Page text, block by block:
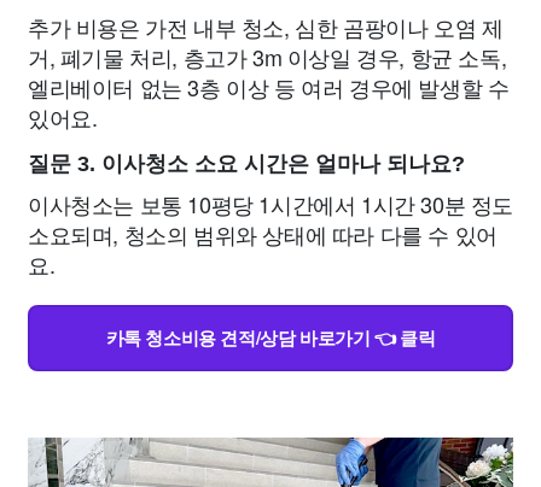
추가 비용은 가전 내부 청소, 심한 곰팡이나 오염 제
거, 폐기물 처리, 층고가 3m 이상일 경우, 항균 소독,
엘리베이터 없는 3층 이상 등 여러 경우에 발생할 수
있어요.
질문 3. 이사청소 소요 시간은 얼마나 되나요?
이사청소는 보통 10평당 1시간에서 1시간 30분 정도
소요되며, 청소의 범위와 상태에 따라 다를 수 있어
요.
카톡 청소비용 견적/상담 바로가기 👈 클릭